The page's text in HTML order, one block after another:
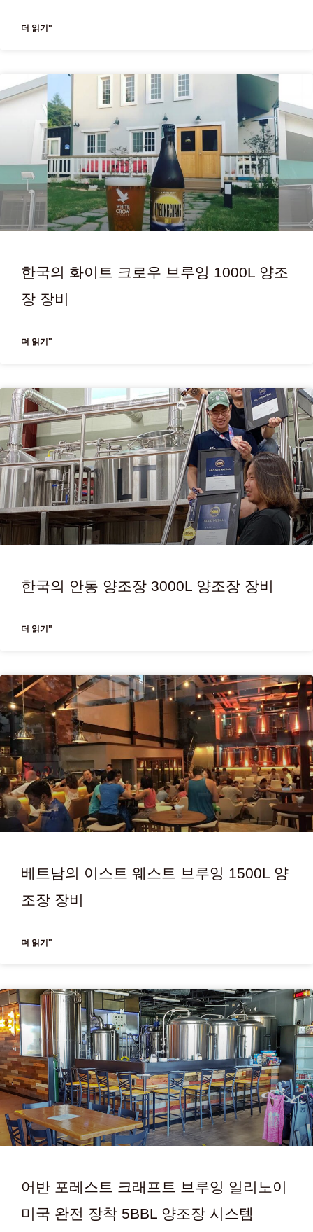
더 읽기"
한국의 화이트 크로우 브루잉 1000L 양조
장 장비
더 읽기"
한국의 안동 양조장 3000L 양조장 장비
더 읽기"
베트남의 이스트 웨스트 브루잉 1500L 양
조장 장비
더 읽기"
어반 포레스트 크래프트 브루잉 일리노이
미국 완전 장착 5BBL 양조장 시스템